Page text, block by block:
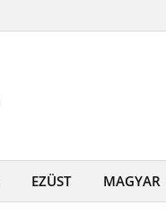
EZÜST MAGYAR
A Nobel-